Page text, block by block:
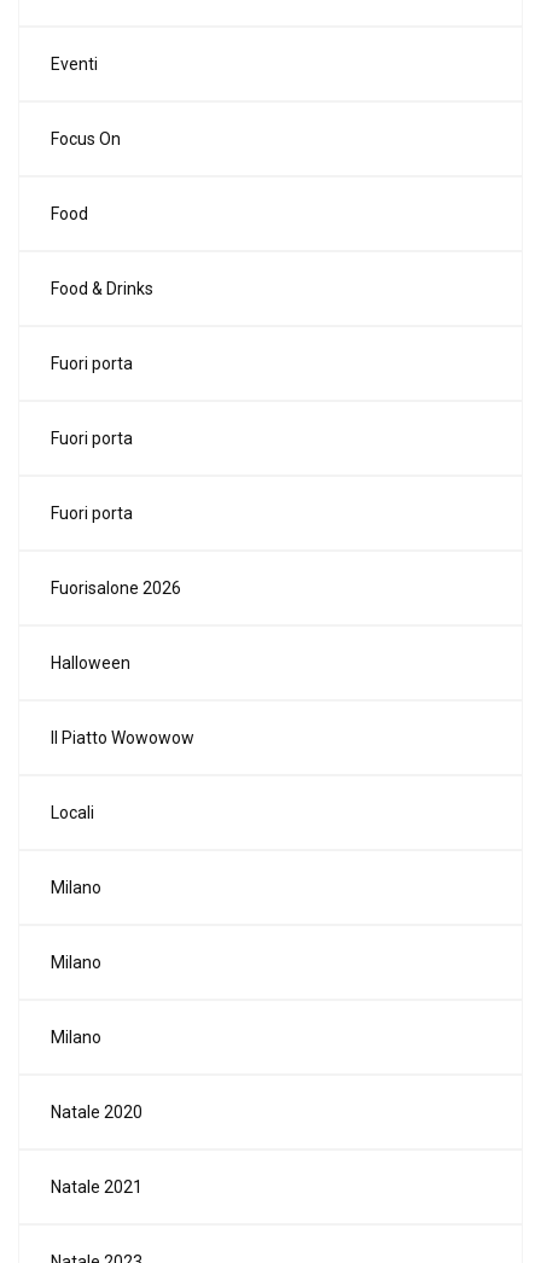
Eventi
Focus On
Food
Food & Drinks
Fuori porta
Fuori porta
Fuori porta
Fuorisalone 2026
Halloween
Il Piatto Wowowow
Locali
Milano
Milano
Milano
Natale 2020
Natale 2021